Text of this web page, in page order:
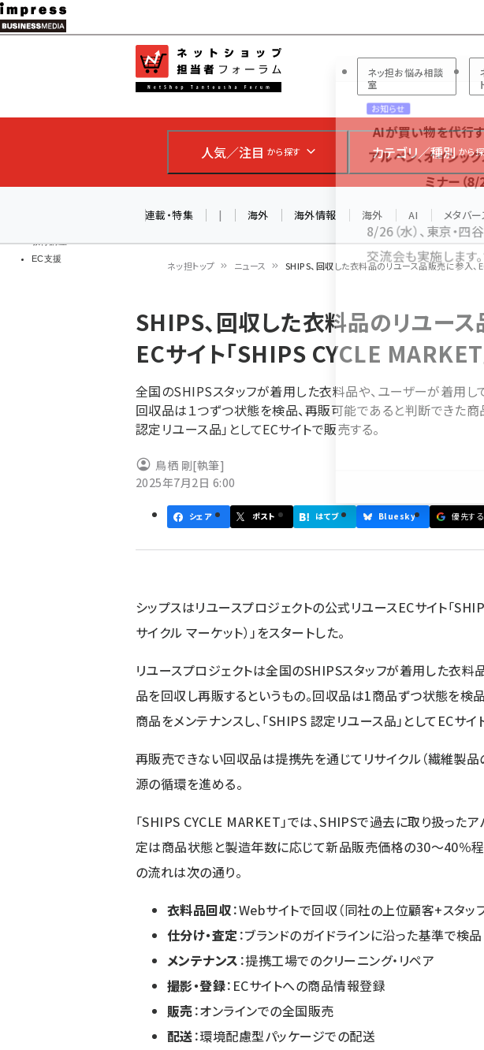
メ
イ
ン
ツ
移
教育講座
EC支援
ネットショップ担当者フォーラム
ネッ担お悩み相談
室
人気／注目 から探す カテゴリ／種別 から
連載・特集 | 海外 海外情報 海外 AI メタバー
ン
く
ず
ネッ担トップ ニュース SHIPS、回収した衣料品のリユース品販売に参入、
SHIPS、回収した衣料品のリユース
ECサイト「SHIPS CYCLE
全国のSHIPSスタッフが着用した衣料品や、ユーザーが着用し
回収品は１つずつ状態を検品、再販可能であると判断できた商
認定リユース品」としてECサイトで販売する。
鳥栖 剛[執筆]
2025年7月2日 6:00
シェア ポスト はてブ Bluesky 優先す
シップスはリユースプロジェクトの公式リユースECサイト「
サイクル マーケット）」をスタートした。
リユースプロジェクトは全国のSHIPSスタッフが着用した衣料
品を回収し再販するというもの。回収品は1商品ずつ状態を検
商品をメンテナンスし、「SHIPS 認定リユース品」としてECサイ
再販売できない回収品は提携先を通じてリサイクル（繊維製品
源の循環を進める。
「SHIPS CYCLE MARKET」では、SHIPSで過去に取り扱った
定は商品状態と製造年数に応じて新品販売価格の30～40％程
の流れは次の通り。
衣料品回収：Webサイトで回収（同社の上位顧客+スタッ
仕分け・査定：ブランドのガイドラインに沿った基準で検品
メンテナンス ：提携工場でのクリーニング・リペア
撮影・登録：ECサイトへの商品情報登録
販売：オンラインでの全国販売
配送：環境配慮型パッケージでの配送
お知らせ
AIが買い物を代行す
アルペン、オイシッ
ミナー（8/
8/26（水）、東京・
交流会も実施します